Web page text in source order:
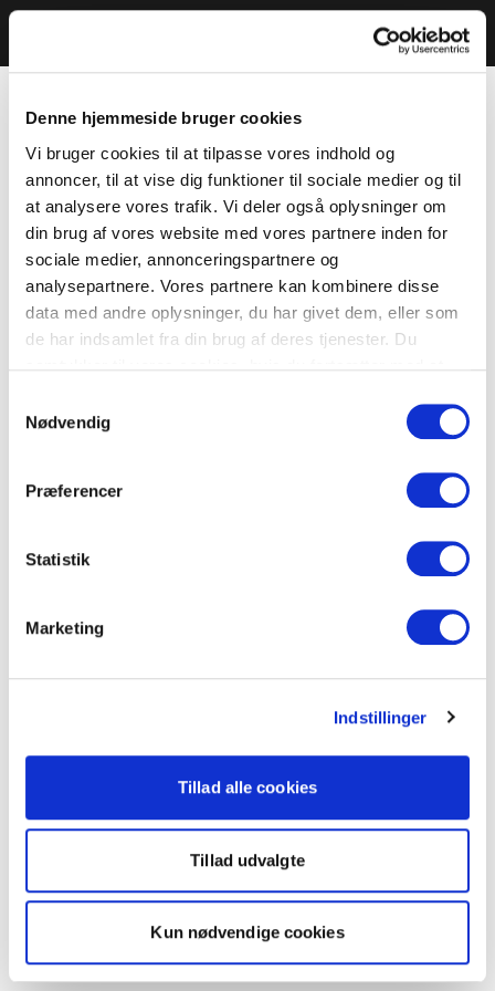
Denne hjemmeside bruger cookies
Vi bruger cookies til at tilpasse vores indhold og
annoncer, til at vise dig funktioner til sociale medier og til
at analysere vores trafik. Vi deler også oplysninger om
din brug af vores website med vores partnere inden for
sociale medier, annonceringspartnere og
analysepartnere. Vores partnere kan kombinere disse
data med andre oplysninger, du har givet dem, eller som
de har indsamlet fra din brug af deres tjenester. Du
Nødvendig
Præferencer
Statistik
Marketing
Indstillinger
Tillad alle cookies
Tillad udvalgte
Kun nødvendige cookies